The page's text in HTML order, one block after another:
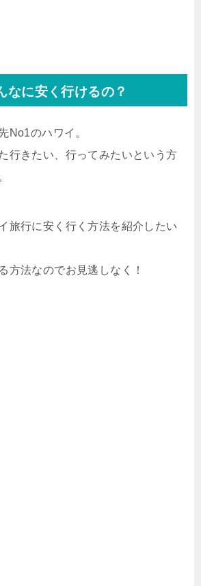
なに安く行けるの？
No1のハワイ。
行きたい、行ってみたいという方
旅行に安く行く方法を紹介したい
方法なのでお見逃しなく！